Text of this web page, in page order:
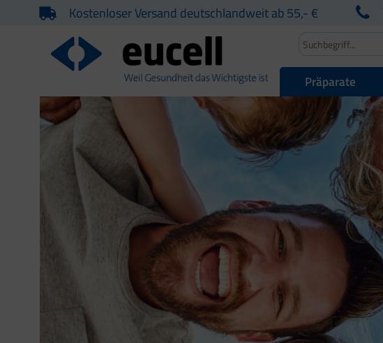
Kostenloser Versand deutschlandweit ab 55,- €
Präparate